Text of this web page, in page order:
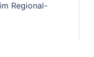
Regional-